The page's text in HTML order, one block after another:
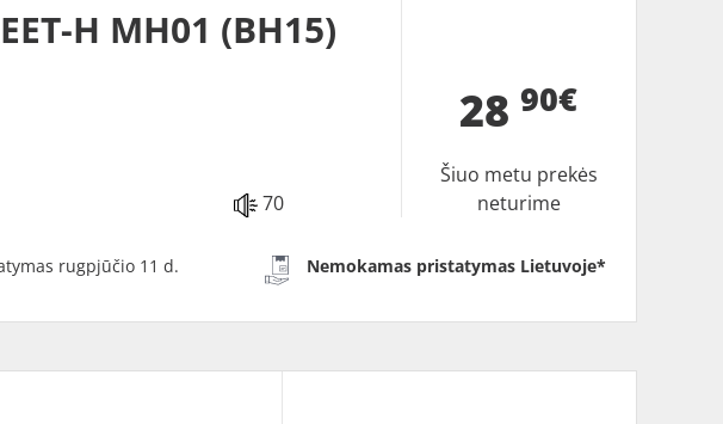
H MH01 (BH15)
70
2890€
Šiuo metu prekės
neturime
rugpjūčio 11 d. Nemokamas pristatymas Lietuvoje*